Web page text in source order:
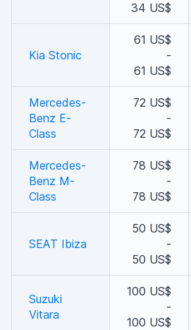
34 US$
Kia Stonic
61 US$
-
61 US$
Mercedes-
Benz E-
Class
72 US$
-
72 US$
Mercedes-
Benz M-
Class
78 US$
-
78 US$
SEAT Ibiza
50 US$
-
50 US$
Suzuki
Vitara
100 US$
-
100 US$